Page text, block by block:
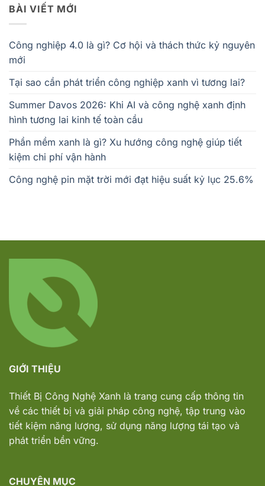
BÀI VIẾT MỚI
Công nghiệp 4.0 là gì? Cơ hội và thách thức kỷ nguyên
mới
Tại sao cần phát triển công nghiệp xanh vì tương lai?
Summer Davos 2026: Khi AI và công nghệ xanh định
hình tương lai kinh tế toàn cầu
Phần mềm xanh là gì? Xu hướng công nghệ giúp tiết
kiệm chi phí vận hành
Công nghệ pin mặt trời mới đạt hiệu suất kỷ lục 25.6%
GIỚI THIỆU
Thiết Bị Công Nghệ Xanh là trang cung cấp thông tin
về các thiết bị và giải pháp công nghệ, tập trung vào
tiết kiệm năng lượng, sử dụng năng lượng tái tạo và
phát triển bền vững.
CHUYÊN MỤC